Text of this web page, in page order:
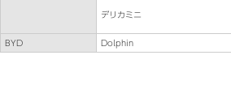
デリカミニ
BYD Dolphin